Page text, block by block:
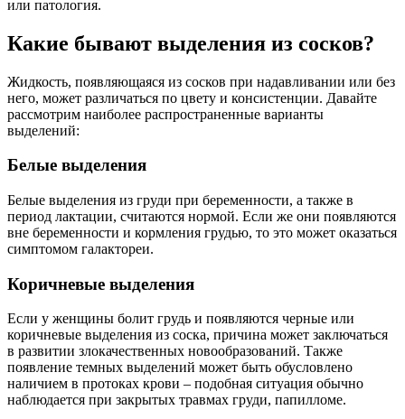
или патология.
Какие бывают выделения из сосков?
Жидкость, появляющаяся из сосков при надавливании или без
него, может различаться по цвету и консистенции. Давайте
рассмотрим наиболее распространенные варианты
выделений:
Белые выделения
Белые выделения из груди при беременности, а также в
период лактации, считаются нормой. Если же они появляются
вне беременности и кормления грудью, то это может оказаться
симптомом галактореи.
Коричневые выделения
Если у женщины болит грудь и появляются черные или
коричневые выделения из соска, причина может заключаться
в развитии злокачественных новообразований. Также
появление темных выделений может быть обусловлено
наличием в протоках крови – подобная ситуация обычно
наблюдается при закрытых травмах груди, папилломе.